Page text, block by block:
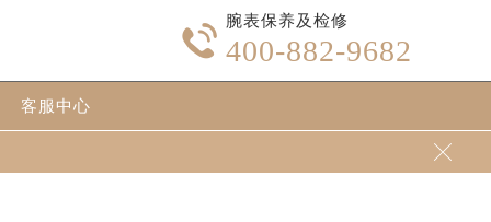

腕表保养及检修
400-882-9682
客服中心
